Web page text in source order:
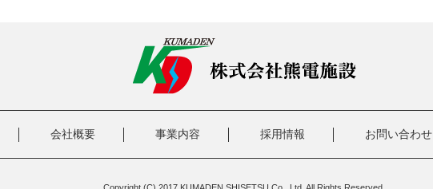
会社概要 事業内容 採用情報 お問い合わせ